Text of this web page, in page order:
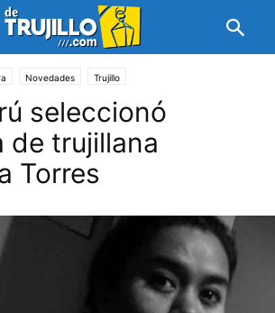
Novedades Trujillo
seleccionó
de trujillana
Torres